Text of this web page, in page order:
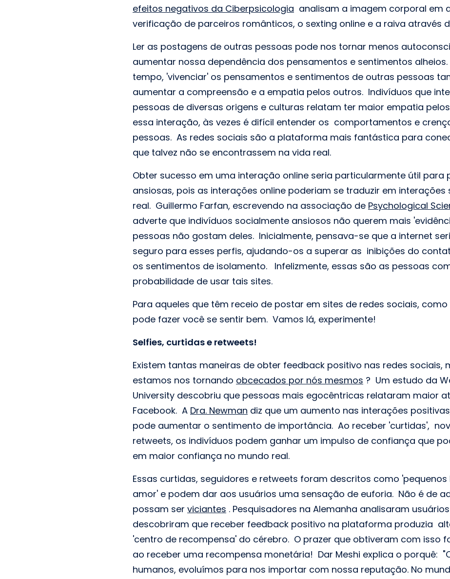
efeitos negativos da Ciberpsicologia analisam a imagem corporal em
verificação de parceiros românticos, o sexting online e a raiva através
Ler as postagens de outras pessoas pode nos tornar menos
aumentar nossa dependência dos pensamentos e sentimentos
tempo, 'vivenciar' os pensamentos e sentimentos de outras pessoas
aumentar a compreensão e a empatia pelos outros. Indivíduos que
pessoas de diversas origens e culturas relatam ter maior empatia
essa interação, às vezes é difícil entender os comportamentos e
pessoas. As redes sociais são a plataforma mais fantástica para
que talvez não se encontrassem na vida real.
Obter sucesso em uma interação online seria particularmente útil para
ansiosas, pois as interações online poderiam se traduzir em interações
real. Guillermo Farfan, escrevendo na associação de Psychological
adverte que indivíduos socialmente ansiosos não querem mais
pessoas não gostam deles. Inicialmente, pensava-se que a internet
seguro para esses perfis, ajudando-os a superar as inibições do
os sentimentos de isolamento. Infelizmente, essas são as pessoas
probabilidade de usar tais sites.
Para aqueles que têm receio de postar em sites de redes sociais,
pode fazer você se sentir bem. Vamos lá, experimente!
Selfies, curtidas e retweets!
Existem tantas maneiras de obter feedback positivo nas redes sociais,
estamos nos tornando obcecados por nós mesmos ? Um estudo da
University descobriu que pessoas mais egocêntricas relataram maior
Facebook. A Dra. Newman diz que um aumento nas interações
pode aumentar o sentimento de importância. Ao receber 'curtidas',
retweets, os indivíduos podem ganhar um impulso de confiança que
em maior confiança no mundo real.
Essas curtidas, seguidores e retweets foram descritos como
amor' e podem dar aos usuários uma sensação de euforia. Não é de
possam ser viciantes . Pesquisadores na Alemanha analisaram
descobriram que receber feedback positivo na plataforma produzia
'centro de recompensa' do cérebro. O prazer que obtiveram com isso
ao receber uma recompensa monetária! Dar Meshi explica o porquê:
humanos, evoluímos para nos importar com nossa reputação. No